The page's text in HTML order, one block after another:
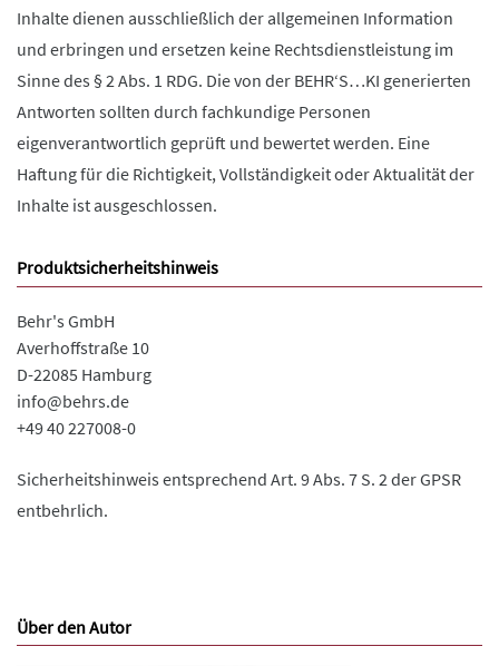
Inhalte dienen ausschließlich der allgemeinen Information
und erbringen und ersetzen keine Rechtsdienstleistung im
Sinne des § 2 Abs. 1 RDG. Die von der BEHR‘S…KI generierten
Antworten sollten durch fachkundige Personen
eigenverantwortlich geprüft und bewertet werden. Eine
Haftung für die Richtigkeit, Vollständigkeit oder Aktualität der
Inhalte ist ausgeschlossen.
Produktsicherheitshinweis
Behr's GmbH
Averhoffstraße 10
D-22085 Hamburg
info@behrs.de
+49 40 227008-0
Sicherheitshinweis entsprechend Art. 9 Abs. 7 S. 2 der GPSR
entbehrlich.
Über den Autor